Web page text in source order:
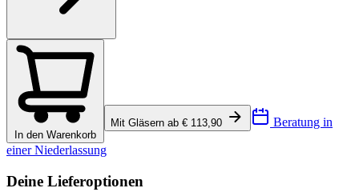
In den Warenkorb
Mit Gläsern ab € 113,90 Beratung in
einer Niederlassung
Deine Lieferoptionen